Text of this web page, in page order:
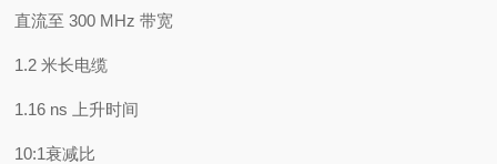
直流至 300 MHz 带宽
1.2 米长电缆
1.16 ns 上升时间
10:1衰减比